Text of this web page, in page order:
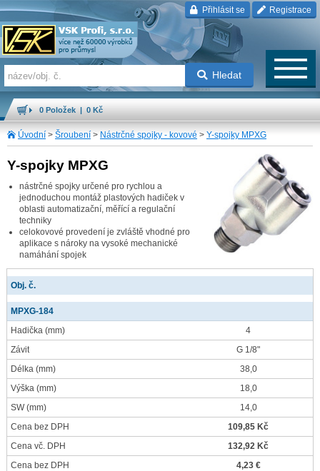
Přihlásit se Registrace
Hledat
0 Položek | 0 Kč
Úvodní > Šroubení > Nástrčné spojky - kovové > Y-spojky MPXG
Y-spojky MPXG
nástrčné spojky určené pro rychlou a
jednoduchou montáž plastových hadiček v
oblasti automatizační, měřící a regulační
techniky
celokovové provedení je zvláště vhodné pro
aplikace s nároky na vysoké mechanické
namáhání spojek
Obj. č.
MPXG-184
Hadička (mm)
4
Závit
G 1/8"
Délka (mm)
38,0
Výška (mm)
18,0
SW(mm)
14,0
Cena bez DPH
109,85 Kč
Cena vč. DPH
132,92 Kč
Cena bez DPH
4,23 €